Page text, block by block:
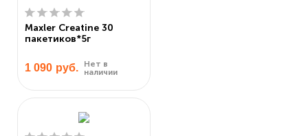
Maxler Creatine 30
пакетиков*5г
1 090 руб.
Нет в
наличии